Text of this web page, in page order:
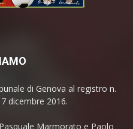
di Genova al registro n.
dicembre 2016.
Marmorato e Paolo